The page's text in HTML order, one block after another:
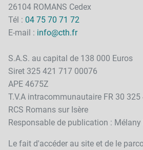
26104 ROMANS Cedex
Tél : 04 75 70 71 72
E-mail : info@cth.fr
S.A.S. au capital de 138 000 Euros
Siret 325 421 717 00076
APE 4675Z
T.V.A intracommunautaire FR 30
RCS Romans sur Isère
Responsable de publication : Mélany
Le fait d'accéder au site et de le